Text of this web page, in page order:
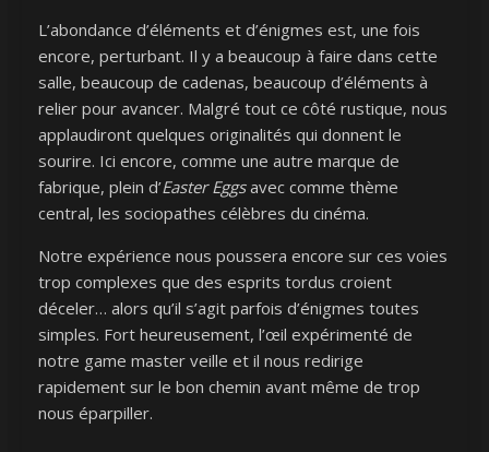
L’abondance d’éléments et d’énigmes est, une fois
encore, perturbant. Il y a beaucoup à faire dans cette
salle, beaucoup de cadenas, beaucoup d’éléments à
relier pour avancer. Malgré tout ce côté rustique, nous
applaudiront quelques originalités qui donnent le
sourire. Ici encore, comme une autre marque de
fabrique, plein d’Easter Eggsavec comme thème
central, les sociopathes célèbres du cinéma.
Notre expérience nous poussera encore sur ces voies
trop complexes que des esprits tordus croient
déceler… alors qu’il s’agit parfois d’énigmes toutes
simples. Fort heureusement, l’œil expérimenté de
notre game master veille et il nous redirige
rapidement sur le bon chemin avant même de trop
nous éparpiller.